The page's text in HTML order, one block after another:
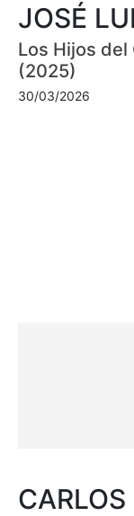
JOSÉ
Los Hijos del
(2025)
30/03/2026